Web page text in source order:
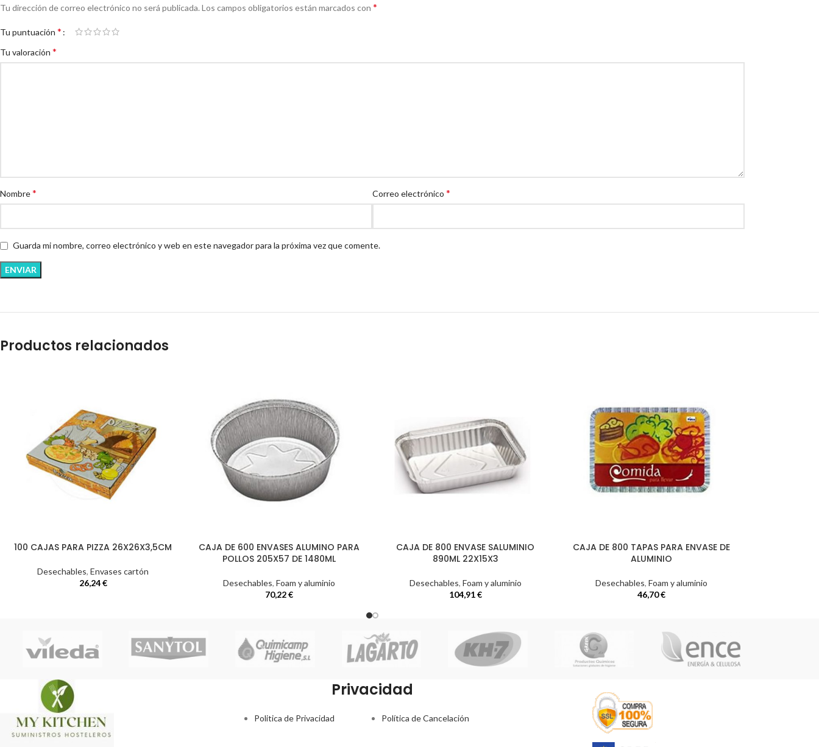
Tu dirección de correo electrónico no será publicada. Los campos obligatorios están marcados con *
Tu puntuación *
Tu valoración *
Nombre* Correo electrónico *
Guarda mi nombre, correo electrónico y web en este navegador para la próxima vez que comente.
Productos relacionados
100 CAJAS PARA PIZZA 26X26X3,5CM
Desechables,Envases cartón
26,24€
CAJA DE 600 ENVASES ALUMINO PARA
POLLOS 205X57 DE 1480ML
Desechables,Foam y aluminio
70,22€
CAJA DE 800 ENVASE SALUMINIO
890ML 22X15X3
Desechables, Foam y aluminio
104,91€
CAJA DE 800 TAPAS PARA ENVASE DE
ALUMINIO
Desechables,Foam y aluminio
46,70€
Privacidad
Politica de Privacidad Política de Cancelación